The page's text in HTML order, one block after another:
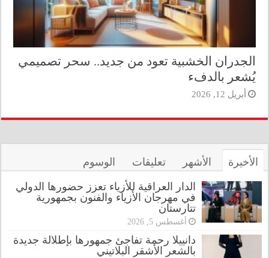
الجدران الخشبية تعود من جديد.. سحر تصميمي
يُشعر بالدفء
أبريل 12, 2026
الأخيرة الأشهر تعليقات الوسوم
الدار العراقية للأزياء تعزز حضورها الدولي
في مهرجان الأزياء والفنون بجمهورية
تتارستان
أغسطس 5, 2026
دانييلا رحمة تفاجئ جمهورها بإطلالة جديدة
بالشعر الأشقر البلاتيني